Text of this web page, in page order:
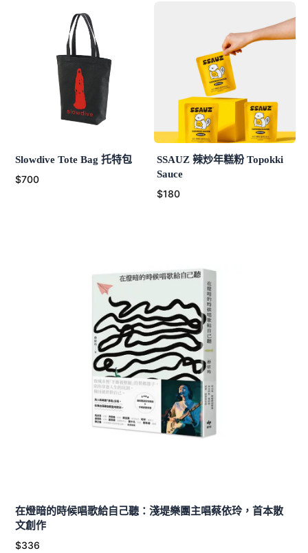
Slowdive Tote Bag 托特包
$700
SSAUZ 辣炒年糕粉 Topokki
Sauce
$180
在燈暗的時候唱歌給自己聽：淺堤樂團主唱蔡依玲，首本散
文創作
$336